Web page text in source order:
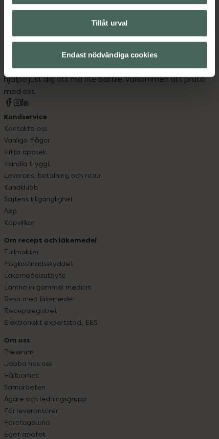
Tillåt urval
Endast nödvändiga cookies
Kronans Apotek finns här för dig. Du hittar oss från Skåne i
syd till Lappland i norr, och online i mobilen och på
datorn. Oavsett vem du är så är det vårt uppdrag att
hjälpa just dig att må lite bättre. Välkommen att prata
med oss.
Kundservice
Kontakta oss
Vanliga frågor
Hitta apotek
Handla tryggt
Leverans, betalning och retur
Kundklubb
Sajtens tillgänglighet
App
Köpvillkor
Om recept och läkemedel
Fullmakter
Högkostnadsskyddet
Läkemedelsutbyte
Lämna in gammal medicin
Resa med läkemedel
Receptregistret
Elektroniskt expertstöd, EES
Om oss
Pressrum
Jobba hos oss
Hållbarhet
Samarbeten
Ägare och ledningsgrupp
För leverantörer
Företagskund
Eget apotek